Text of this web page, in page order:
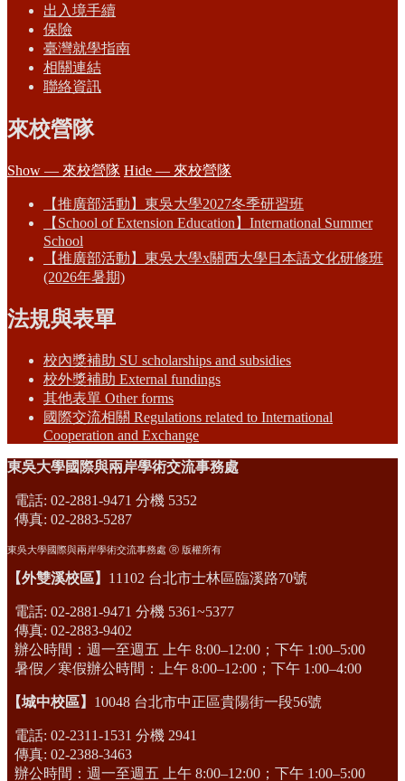
出入境手續
保險
臺灣就學指南
相關連結
聯絡資訊
來校營隊
Show — 來校營隊 Hide — 來校營隊
【推廣部活動】東吳大學2027冬季研習班
【School of Extension Education】International Summer
School
【推廣部活動】東吳大學x關西大學日本語文化研修班
(2026年暑期)
法規與表單
校內獎補助 SU scholarships and subsidies
校外獎補助 External fundings
其他表單 Other forms
國際交流相關 Regulations related to International
Cooperation and Exchange
東吳大學國際與兩岸學術交流事務處
電話: 02-2881-9471 分機 5352
傳真: 02-2883-5287
東吳大學國際與兩岸學術交流事務處 Ⓡ 版權所有
【外雙溪校區】 11102 台北市士林區臨溪路70號
電話: 02-2881-9471 分機 5361~5377
傳真: 02-2883-9402
辦公時間：週一至週五 上午 8:00–12:00；下午 1:00–5:00
暑假／寒假辦公時間：上午 8:00–12:00；下午 1:00–4:00
【城中校區】 10048 台北市中正區貴陽街一段56號
電話: 02-2311-1531 分機 2941
傳真: 02-2388-3463
辦公時間：週一至週五 上午 8:00–12:00；下午 1:00–5:00